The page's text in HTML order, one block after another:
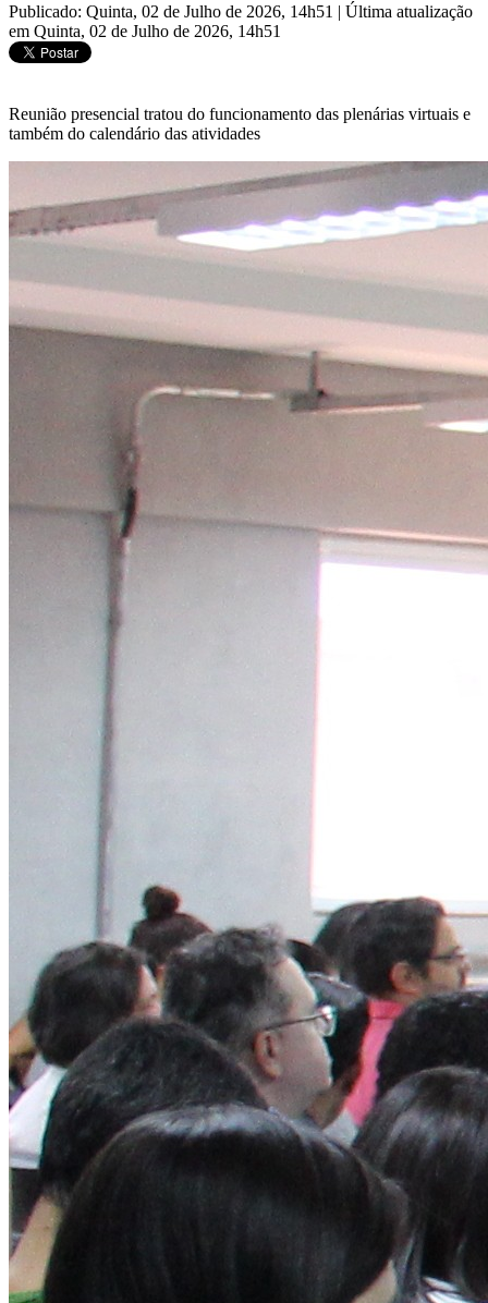
Publicado: Quinta, 02 de Julho de 2026, 14h51 | Última atualização
em Quinta, 02 de Julho de 2026, 14h51
Reunião presencial tratou do funcionamento das plenárias virtuais e
também do calendário das atividades